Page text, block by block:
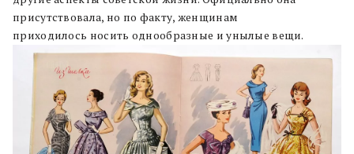
присутствовала, но по факту, женщинам
приходилось носить однообразные и унылые вещи.